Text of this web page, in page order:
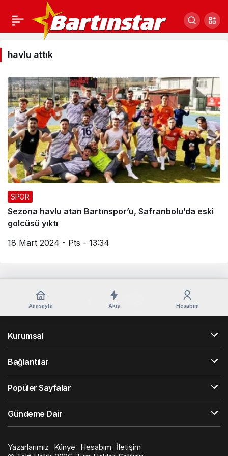
havlu
Haberleri
havlu attık
SPOR
Sezona havlu atan Bartınspor’u, Safranbolu’da eski
golcüsü yıktı
18 Mart 2024 - Pts - 13:34
Anasayfa Akış Hesabım
Kurumsal
Bağlantılar
Popüler Sayfalar
Gündeme Dair
Yazarlarımız Künye Hesabım
İletişim